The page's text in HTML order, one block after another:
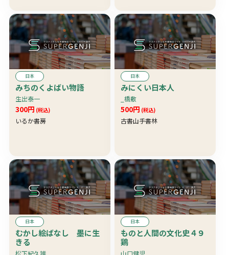
日本
みちのくよばい物語
生出泰一
300円 (税込)
いるか書房
日本
みにくい日本人
_橋敷
500円 (税込)
古書山手書林
日本
むかし絵ばなし 墨に生
きる
松下紀久雄
日本
ものと人間の文化史４９
鶏
山口健児